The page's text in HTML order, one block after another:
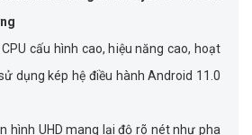
cấu hình cao, hiệu năng cao, hoạt
dụng kép hệ điều hành Android 11.0
hình UHD mang lại độ rõ nét như pha